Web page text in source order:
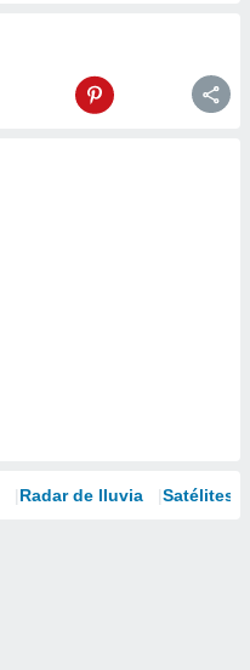
Radar de lluvia Satélites